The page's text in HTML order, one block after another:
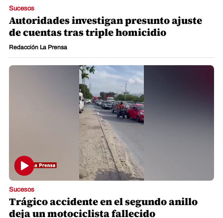
Sucesos
Autoridades investigan presunto ajuste
de cuentas tras triple homicidio
Redacción La Prensa
Sucesos
Trágico accidente en el segundo anillo
deja un motociclista fallecido